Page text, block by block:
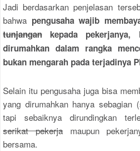
Jadi berdasarkan penjelasan
bahwa pengusaha wajib
tunjangan kepada pekerjanya,
dirumahkan dalam rangka
bukan mengarah pada terjadinya
Selain itu pengusaha juga bisa
yang dirumahkan hanya sebagian
tapi sebaiknya dirundingkan
serikat pekerjamaupun
bersama.